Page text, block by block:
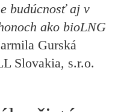
budúcnosť aj v
ako bioLNG
Gurská
Slovakia, s.r.o.